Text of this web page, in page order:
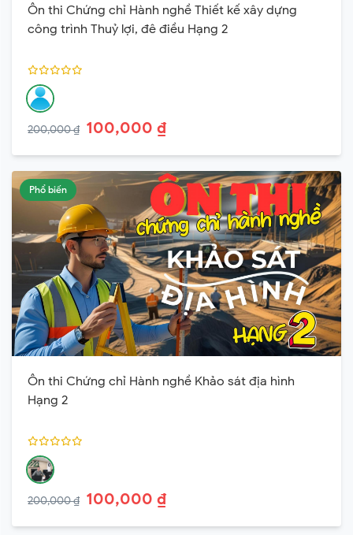
Ôn thi Chứng chỉ Hành nghề Thiết kế xây dựng
công trình Thuỷ lợi, đê điều Hạng 2
200,000 ₫ 100,000 ₫
Phổ biến
Ôn thi Chứng chỉ Hành nghề Khảo sát địa hình
Hạng 2
200,000 ₫ 100,000 ₫